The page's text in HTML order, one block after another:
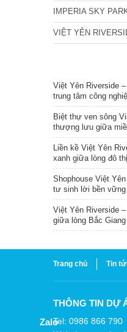
IMPERIA SKY
VIỆT YÊN
Việt Yên Riverside
trung tâm công
Biệt thự ven sông
thượng lưu giữa
Liền kề Việt Yên
xanh giữa lòng đô thị
Shophouse Việt
tư sinh lời bền vững
Việt Yên Riverside
giữa lòng Bắc Giang
Trang chủ Tin
THÔNG TIN DỰ
Tel: 0986 866 790
Zalo